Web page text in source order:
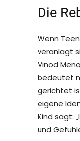
Die
Wenn
veranlagt
Vinod
bedeutet
gerichtet
eigene
Kind sagt:
und